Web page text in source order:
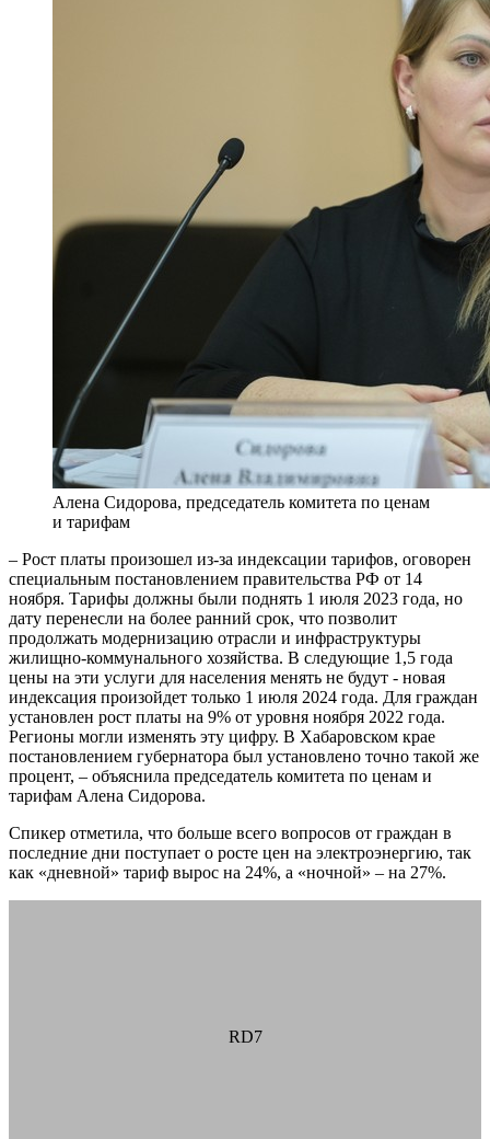
Алена Сидорова, председатель комитета по ценам
и тарифам
– Рост платы произошел из-за индексации тарифов, оговорен
специальным постановлением правительства РФ от 14
ноября. Тарифы должны были поднять 1 июля 2023 года, но
дату перенесли на более ранний срок, что позволит
продолжать модернизацию отрасли и инфраструктуры
жилищно-коммунального хозяйства. В следующие 1,5 года
цены на эти услуги для населения менять не будут - новая
индексация произойдет только 1 июля 2024 года. Для граждан
установлен рост платы на 9% от уровня ноября 2022 года.
Регионы могли изменять эту цифру. В Хабаровском крае
постановлением губернатора был установлено точно такой же
процент, – объяснила председатель комитета по ценам и
тарифам Алена Сидорова.
Спикер отметила, что больше всего вопросов от граждан в
последние дни поступает о росте цен на электроэнергию, так
как «дневной» тариф вырос на 24%, а «ночной» – на 27%.
RD7